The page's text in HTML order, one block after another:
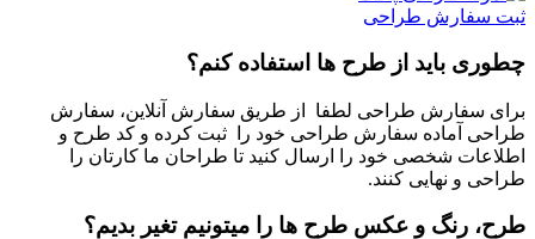
ثبت سفارش طراحی
چطوری باید از طرح ها استفاده کنم؟
برای سفارش طراحی لطفا از طریق سفارش آنلاین، سفارش
طراحی آماده سفارش طراحی خود را ثبت کرده و کد طرح و
اطلاعات شخصی خود را ارسال کنید تا طراحان ما کارتان را
طراحی و نهایی کنند.
طرح، رنگ و عکس طرح ها را میتونیم تغیر بدیم؟